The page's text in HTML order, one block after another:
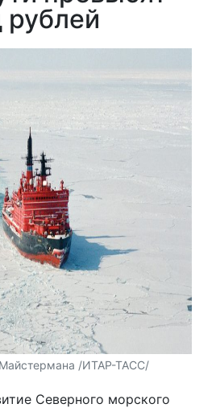
/ИТАР-ТАСС/
Северного морского